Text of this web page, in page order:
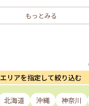
もっとみる
エリアを指定して絞り込む
北海道 沖縄 神奈川